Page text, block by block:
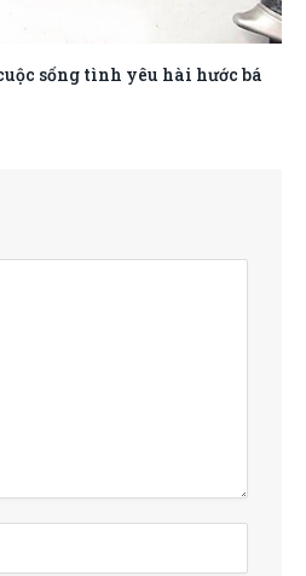
sống tình yêu hài hước bá